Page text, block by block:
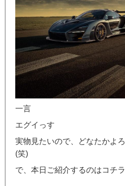
一言
エグイっす
実物見たいので、どなたかよ
(笑)
で、本日ご紹介するのはコチラ